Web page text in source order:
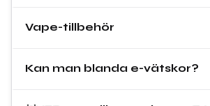
Vape-tillbehör
Kan man blanda e-vätskor?